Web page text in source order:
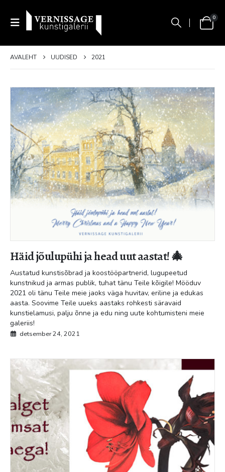
0
AVALEHT UUDISED 2021
Häid jõulupühi ja head uut aastat! 🎄
Austatud kunstisõbrad ja koostööpartnerid, lugupeetud
kunstnikud ja armas publik, tuhat tänu Teile kõigile! Mööduv
2021 oli tänu Teile meie jaoks väga huvitav, eriline ja edukas
aasta. Soovime Teile uueks aastaks rohkesti säravaid
kunstielamusi, palju õnne ja edu ning uute kohtumisteni meie
galeriis!
detsember 24, 2021